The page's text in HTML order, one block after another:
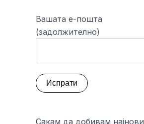
Вашата е-пошта
(задолжително)
Сакам да добивам најнови